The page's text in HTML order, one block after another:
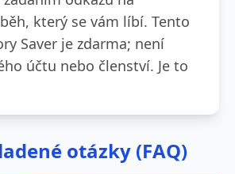
který se vám líbí. Tento
Saver je zdarma; není
účtu nebo členství. Je to
otázky (FAQ)